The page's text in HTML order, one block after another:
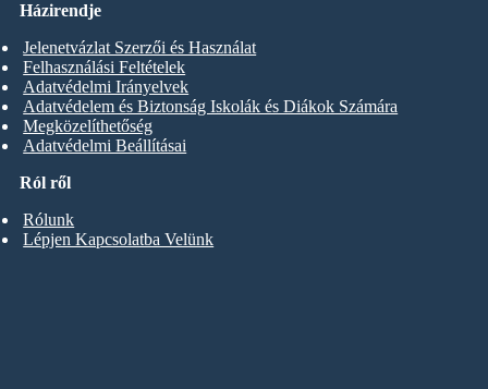
Ról ről
Rólunk
Lépjen Kapcsolatba Velünk
Házirendje
Jelenetvázlat Szerzői és Használat
Felhasználási Feltételek
Adatvédelmi Irányelvek
Adatvédelem és Biztonság Iskolák és Diákok Számára
Megközelíthetőség
Adatvédelmi Beállításai